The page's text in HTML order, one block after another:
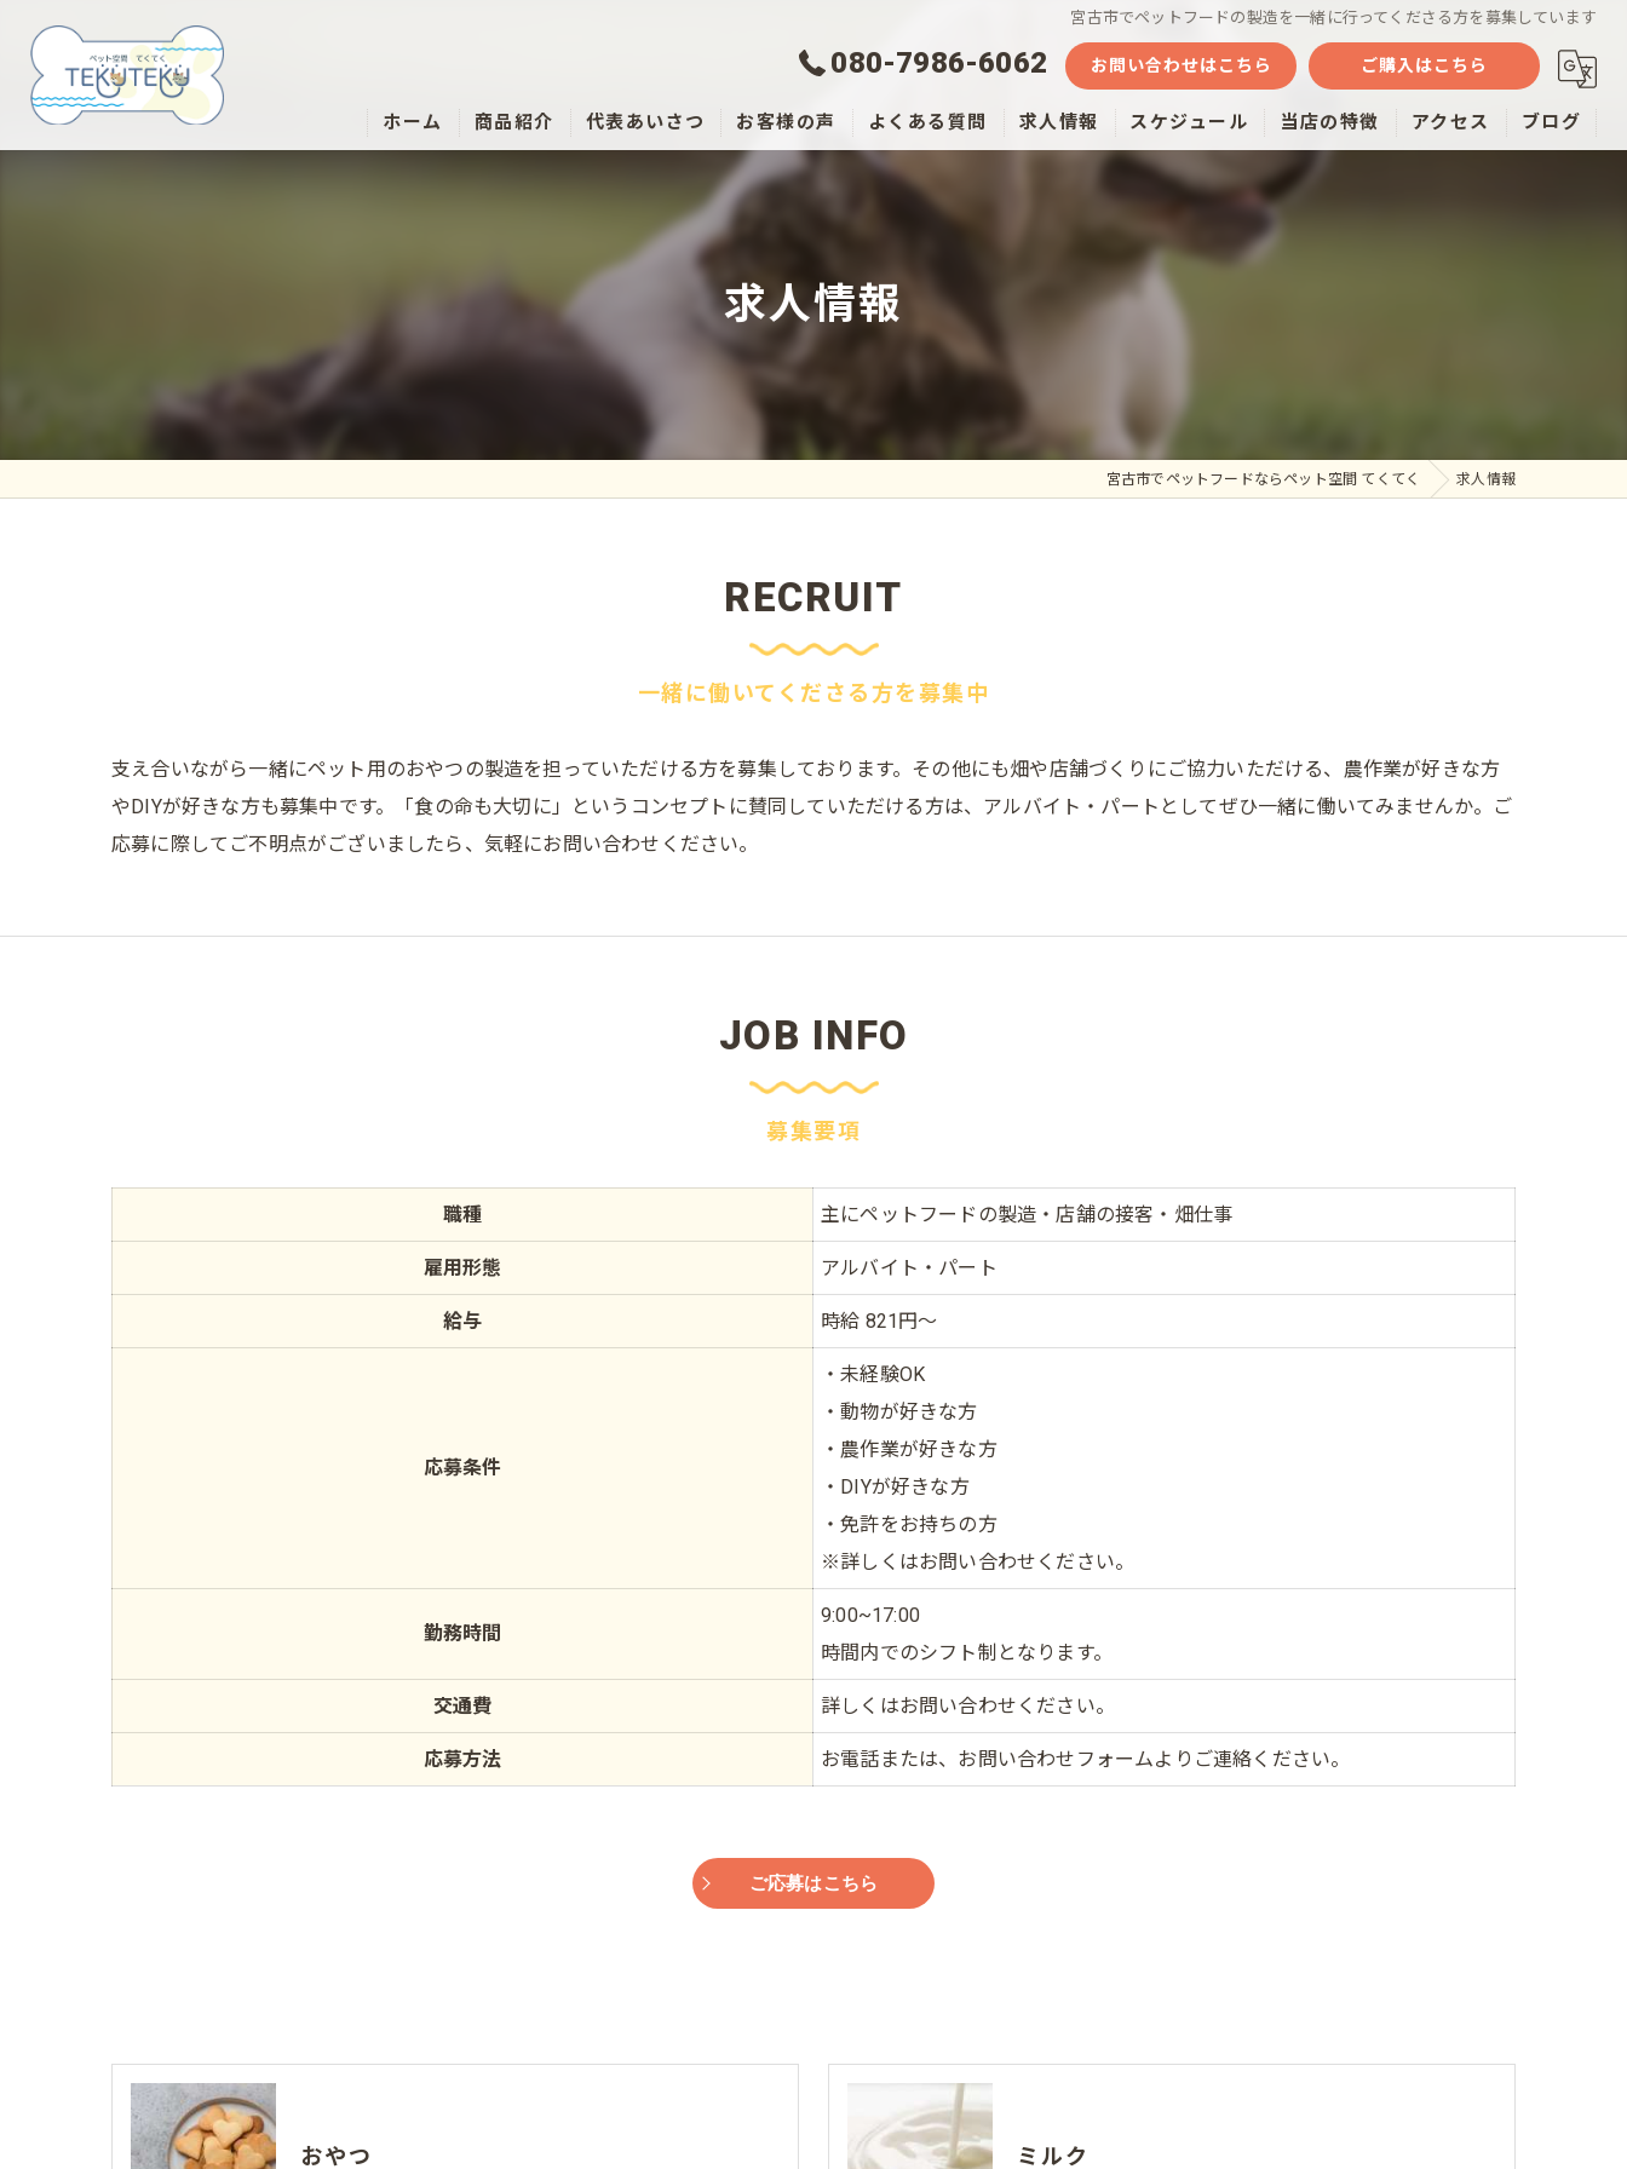
宮古市でペットフードの製造を一緒に行ってくださる方を募集しています
080-7986-6062 お問い合わせはこちら ご購入はこちら
ホーム 商品紹介 代表あいさつ お客様の声 よくある質問 求人情報 スケジュール 当店の特徴 アクセス ブログ
求人情報
宮古市でペットフードならペット空間 てくてく 求人情報
一緒に働いてくださる方を募集中
RECRUIT
支え合いながら一緒にペット用のおやつの製造を担っていただける方を募集しております。その他にも畑や店舗づくりにご協力いただける、農作業が好きな方
やDIYが好きな方も募集中です。「食の命も大切に」というコンセプトに賛同していただける方は、アルバイト・パートとしてぜひ一緒に働いてみませんか。ご
応募に際してご不明点がございましたら、気軽にお問い合わせください。
募集要項
JOB INFO
職種 主にペットフードの製造・店舗の接客・畑仕事
雇用形態 アルバイト・パート
給与 時給 821円～
応募条件
・未経験OK
・動物が好きな方
・農作業が好きな方
・DIYが好きな方
・免許をお持ちの方
※詳しくはお問い合わせください。
勤務時間
9:00~17:00
時間内でのシフト制となります。
交通費 詳しくはお問い合わせください。
応募方法 お電話または、お問い合わせフォームよりご連絡ください。
ご応募はこちら
おやつ ミルク